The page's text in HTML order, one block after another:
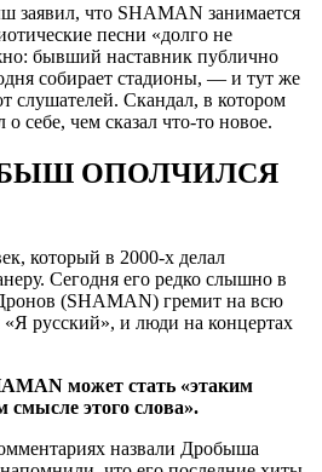
что SHAMAN занимается
песни «долго не
бывший наставник публично
собирает стадионы, — и тут же
слушателей. Скандал, в котором
себе, чем сказал что-то новое.
ОПОЛЧИЛСЯ
который в 2000-х делал
Сегодня его редко слышно в
(SHAMAN) гремит на всю
«Я русский», и люди на концертах
может стать «этаким
этого слова».
назвали Дробыша